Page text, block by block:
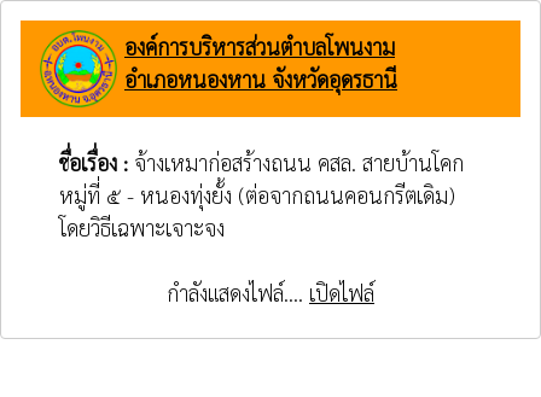
องค์การบริหารส่วนตำบลโพนงาม
อำเภอหนองหาน จังหวัดอุดรธานี
ชื่อเรื่อง : จ้างเหมาก่อสร้างถนน คสล. สายบ้านโคก
หมู่ที่ ๕ - หนองทุ่งยั้ง (ต่อจากถนนคอนกรีตเดิม)
โดยวิธีเฉพาะเจาะจง
กำลังแสดงไฟล์.... เปิดไฟล์